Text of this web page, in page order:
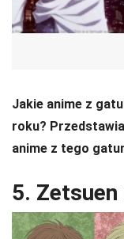
Jakie anime z
roku?
anime z tego
5.